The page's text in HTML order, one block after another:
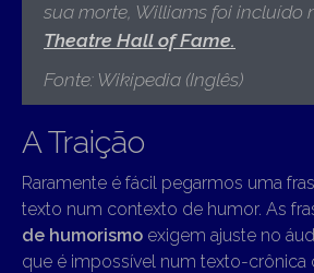
sua morte, Williams foi incluído
Theatre Hall of Fame.
Fonte: Wikipedia (Inglês)
A Traição
Raramente é fácil pegarmos uma
texto num contexto de humor. As
de humorismo exigem ajuste no
que é impossível num texto-crônica